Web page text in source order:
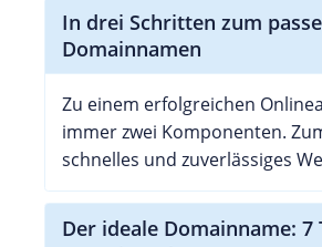
In drei Schritten zum
Domainnamen
Zu einem erfolgreichen
immer zwei Komponenten.
schnelles und zuverlässiges
Der ideale Domainname: